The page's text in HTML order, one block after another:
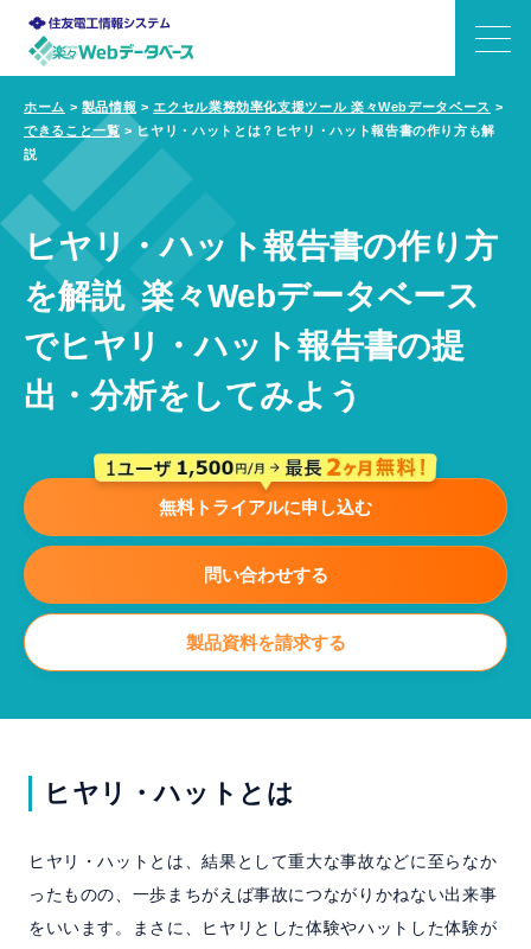
できること
特長
機能
事例
価格
サポート
よくある質問
セミナー
マニュアル
ホーム > 製品情報 > エクセル業務効率化支援ツール 楽々Webデータベース >
できること一覧 > ヒヤリ・ハットとは？ヒヤリ・ハット報告書の作り方も解
説
ヒヤリ・ハット報告書の作り方
を解説 楽々Webデータベース
でヒヤリ・ハット報告書の提
出・分析をしてみよう
無料トライアルに申し込む
問い合わせする
製品資料を請求する
ヒヤリ・ハットとは
ヒヤリ・ハットとは、結果として重大な事故などに至らなか
ったものの、一歩まちがえば事故につながりかねない出来事
をいいます。まさに、ヒヤリとした体験やハットした体験が